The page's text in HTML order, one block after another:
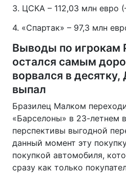
3. ЦСКА – 112,03 млн евро
4. «Спартак» – 97,3 млн
Выводы по
остался самым
ворвался в
выпал
Бразилец Малком
«Барселоны» в 23-летнем
перспективы выгодной
данный момент эту
покупкой автомобиля,
сразу как только